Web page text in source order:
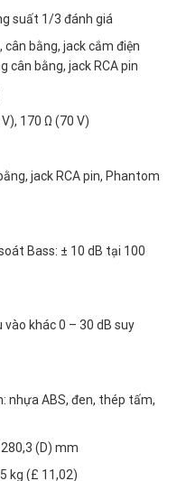
suất 1/3 đánh giá
bằng, jack cắm điện
cân bằng, jack RCA pin
170 Ω (70 V)
jack RCA pin, Phantom
Bass: ± 10 dB tại 100
khác 0 – 30 dB suy
nhựa ABS, đen, thép tấm,
(D) mm
kg (£ 11,02)